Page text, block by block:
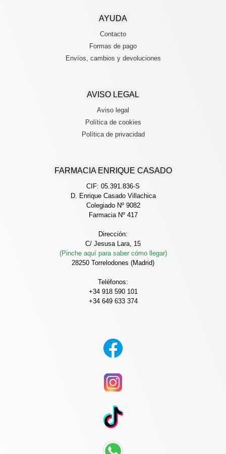
FARMACIA ENRIQUE CASADO
CIF: 05.391.836-S
D. Enrique Casado Villachica
Colegiado Nº 9082
Farmacia Nº 417
Dirección:
C/ Jesusa Lara, 15
(Pinche aquí para saber cómo llegar)
28250 Torrelodones (Madrid)
Teléfonos:
+34 918 590 101
+34 649 633 374
AVISO LEGAL
Aviso legal
Política de cookies
Política de privacidad
AYUDA
Contacto
Formas de pago
Envíos, cambios y devoluciones